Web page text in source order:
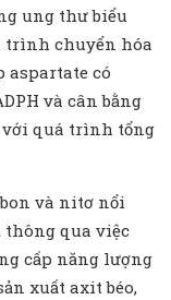
ung thư biểu
trình chuyển hóa
có
và cân bằng
với quá trình tổng
và nitơ nổi
thông qua việc
cấp năng lượng
xuất axit béo,